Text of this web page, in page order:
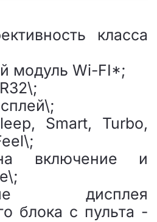
класса
модуль Wi-FI*;
Smart, Turbo,
включение и
дисплея
блока с пульта -